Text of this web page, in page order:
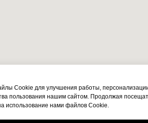
Cookie для улучшения работы,
пользования нашим сайтом. Продолжая
использование нами файлов Cookie.